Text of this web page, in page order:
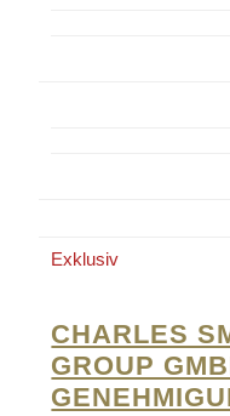
Exklusiv
CHARLES
GROUP